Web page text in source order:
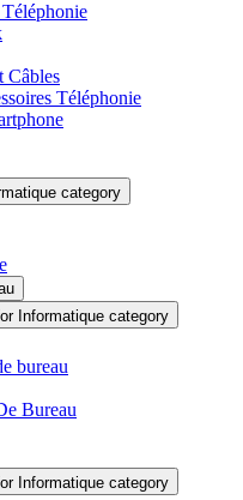
Câbles
Téléphonie
category
Informatique category
bureau
Bureau
Informatique category